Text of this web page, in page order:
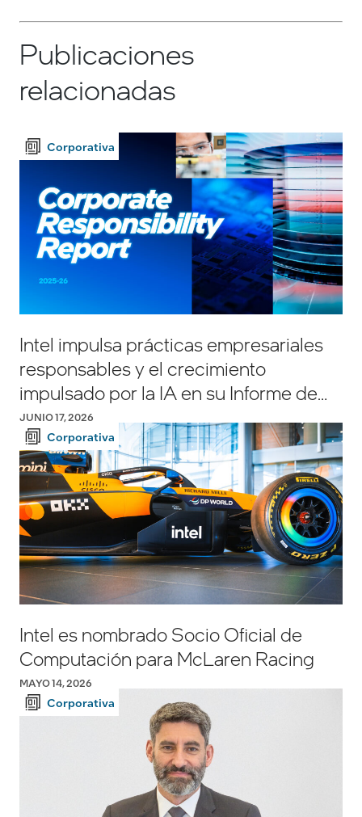
Publicaciones
relacionadas
Corporativa
Intel impulsa prácticas empresariales
responsables y el crecimiento
impulsado por la IA en su Informe de
Responsabilidad Corporativa 2025-
2026
JUNIO 17, 2026
Corporativa
Intel es nombrado Socio Oficial de
Computación para McLaren Racing
MAYO 14, 2026
Corporativa